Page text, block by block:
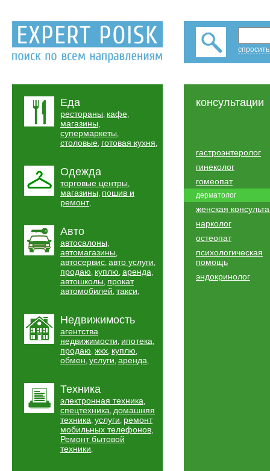
Еда
рестораны, кафе,
магазины,
супермаркеты,
столовые, готовая кухня,
Одежда
торговые центры,
магазины, пошив и
ремонт,
Авто
автосалоны,
автомагазины,
автосервис, авто услуги,
продаю, куплю, аренда,
автошколы, прокат
автомобилей, такси,
Недвижимость
агентства
недвижимости, ипотека,
продаю, жкх, куплю,
обмен, услуги, аренда,
Техника
электронная техника,
спецтехника, домашняя
техника, услуги, ремонт
мобильных телефонов,
Ремонт бытовой
техники,
консультации
гастроэнтеролог
гинеколог
гомеопат
дерматолог
женская
нарколог
остеопат
психологическая
помощь
эндокринолог